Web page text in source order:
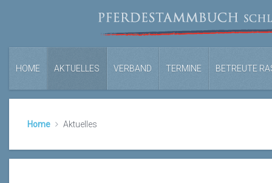
HOME AKTUELLES VERBAND TERMINE BETREUTE
Home Aktuelles